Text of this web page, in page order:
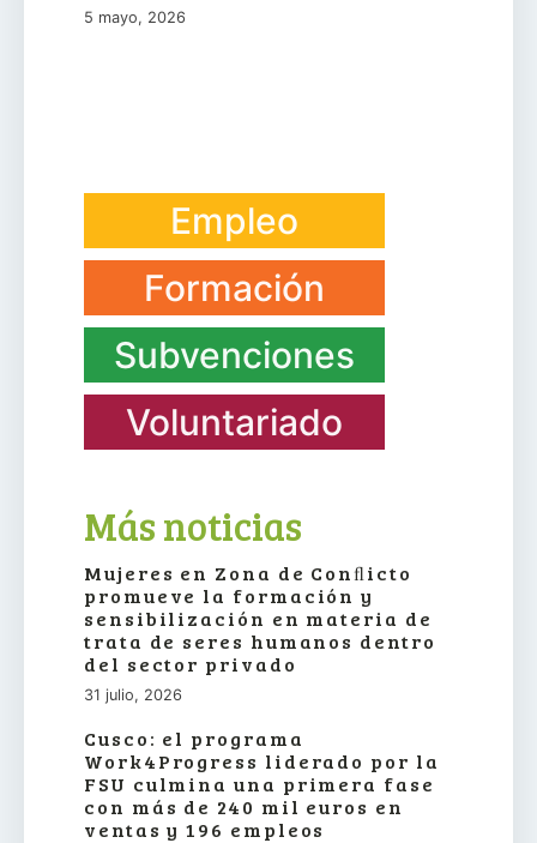
5 mayo, 2026
Empleo
Formación
Subvenciones
Voluntariado
Más noticias
Mujeres en Zona de Conﬂicto
promueve la formación y
sensibilización en materia de
trata de seres humanos dentro
del sector privado
31 julio, 2026
Cusco: el programa
Work4Progress liderado por la
FSU culmina una primera fase
con más de 240 mil euros en
ventas y 196 empleos